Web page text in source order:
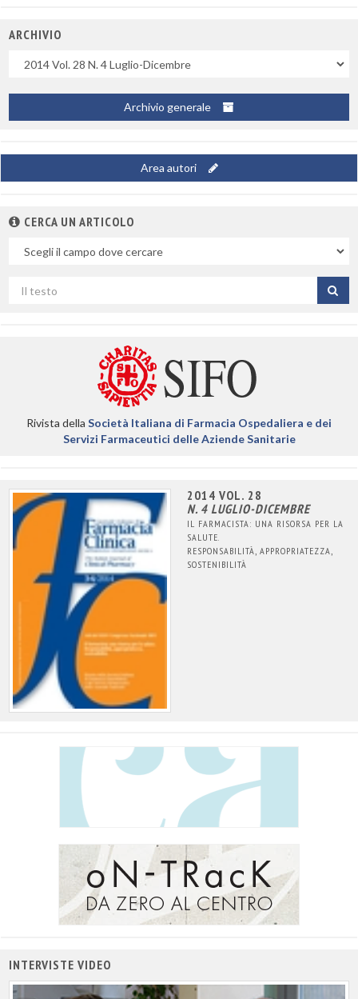
ARCHIVIO
Archivio generale
Area autori
CERCA UN ARTICOLO
campo
per
Rivista della Società Italiana di Farmacia Ospedaliera e dei
Servizi Farmaceutici delle Aziende Sanitarie
2014 VOL. 28
N. 4 LUGLIO-DICEMBRE
IL FARMACISTA: UNA RISORSA PER LA
SALUTE.
RESPONSABILITÀ, APPROPRIATEZZA,
SOSTENIBILITÀ
INTERVISTE VIDEO